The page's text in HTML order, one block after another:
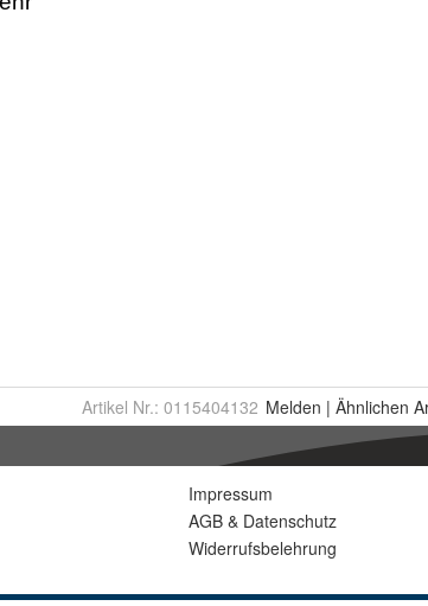
Artikel Nr.: 0115404132 Melden | Ähnlichen
Impressum
AGB & Datenschutz
Widerrufsbelehrung